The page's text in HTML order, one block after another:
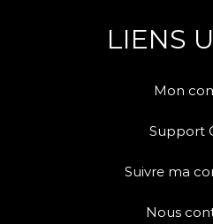
LIENS
Mon
Support
Suivre ma
Nous